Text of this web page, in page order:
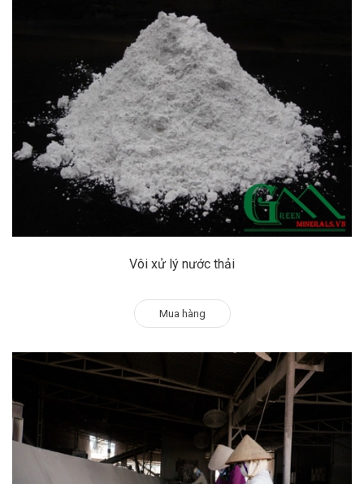
Vôi xử lý nước thải
Mua hàng